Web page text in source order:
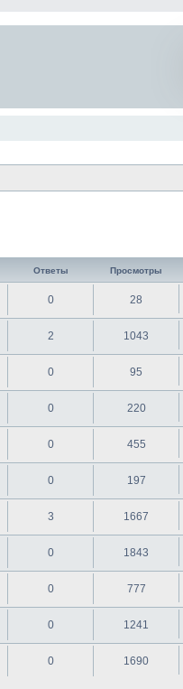
Ответы Просмотры
0 28
2 1043
0 95
0 220
0 455
0 197
3 1667
0 1843
0 777
0 1241
0 1690